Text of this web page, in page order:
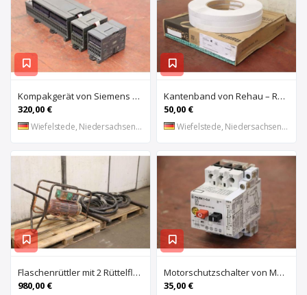
Kompakgerät von Siemens – 6ES7 216-2AD22-OXBO 6ES 221-1BF22-OXAO
320,00 €
Wiefelstede, Niedersachsen, DE
Kantenband von Rehau – Raukantex FP 28/1 97556
50,00 €
Wiefelstede, Niedersachsen, DE
Flaschenrüttler mit 2 Rüttelflaschen von Wacker – FU-4/200SW
980,00 €
Motorschutzschalter von Moeller – PKZM 1-0,4
35,00 €